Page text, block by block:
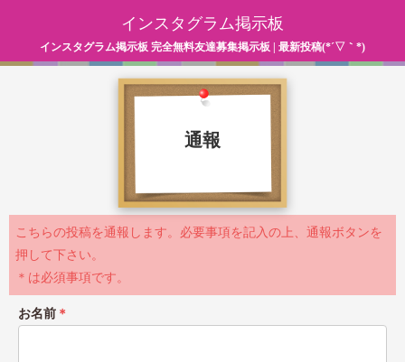
インスタグラム掲示板
インスタグラム掲示板 完全無料友達募集掲示板 | 最新投稿(*´▽｀*)
通報
こちらの投稿を通報します。必要事項を記入の上、通報ボタンを
押して下さい。
＊は必須事項です。
お名前 ＊